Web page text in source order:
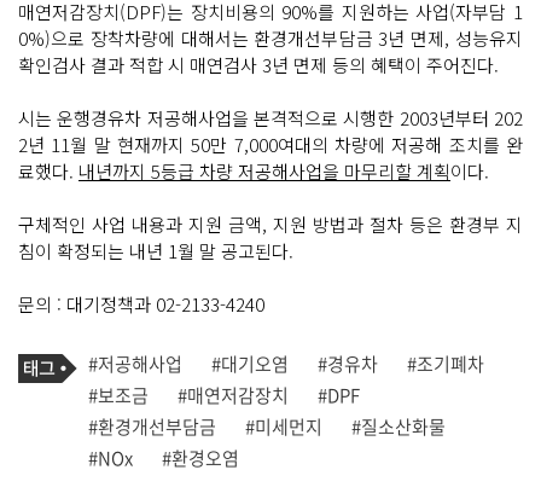
매연저감장치(DPF)는 장치비용의 90%를 지원하는 사업(자부담 1
0%)으로 장착차량에 대해서는 환경개선부담금 3년 면제, 성능유지
확인검사 결과 적합 시 매연검사 3년 면제 등의 혜택이 주어진다.
시는 운행경유차 저공해사업을 본격적으로 시행한 2003년부터 202
2년 11월 말 현재까지 50만 7,000여대의 차량에 저공해 조치를 완
료했다. 내년까지 5등급 차량 저공해사업을 마무리할 계획이다.
구체적인 사업 내용과 지원 금액, 지원 방법과 절차 등은 환경부 지
침이 확정되는 내년 1월 말 공고된다.
문의 : 대기정책과 02-2133-4240
기
사
관
련
태
그
태
그
#저공해사업 #대기오염 #경유차
#조기폐차
#보조금
#매연저감장치
#DPF
#환경개선부담금
#미세먼지
#질소산화물
#NOx
#환경오염